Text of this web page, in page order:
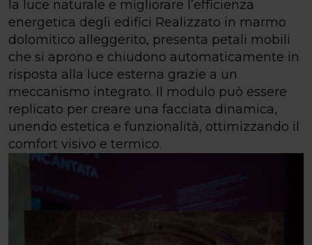
la luce naturale e migliorare l’efficienza
energetica degli edifici Realizzato in marmo
dolomitico alleggerito, presenta petali mobili
che si aprono e chiudono automaticamente in
risposta alla luce esterna grazie a un
meccanismo integrato. Il modulo può essere
replicato per creare una facciata dinamica,
unendo estetica e funzionalità, ottimizzando il
comfort visivo e termico.